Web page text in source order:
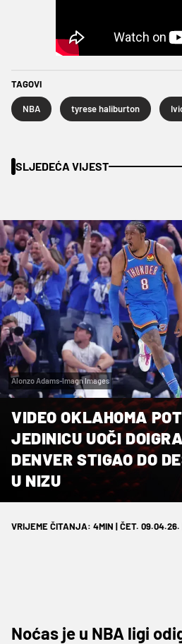
TAGOVI
NBA tyrese haliburton
SLJEDEĆA VIJEST
Alonzo Adams-Imagn Images
VIDEO OKLAHOMA
JEDINICU UOČI
DENVER STIGAO DO
U NIZU
VRIJEME ČITANJA: 4MIN | ČET. 09.04.26.
Noćas je u NBA ligi